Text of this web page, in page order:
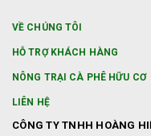
VỀ CHÚNG TÔI
HỖ TRỢ KHÁCH HÀNG
NÔNG TRẠI CÀ PHÊ HỮU CƠ
LIÊN HỆ
CÔNG TY TNHH HOÀNG